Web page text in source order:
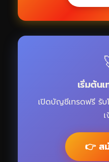
เริ่มต้น
เปิดบัญชีเทรดฟรี รั
👉 ส